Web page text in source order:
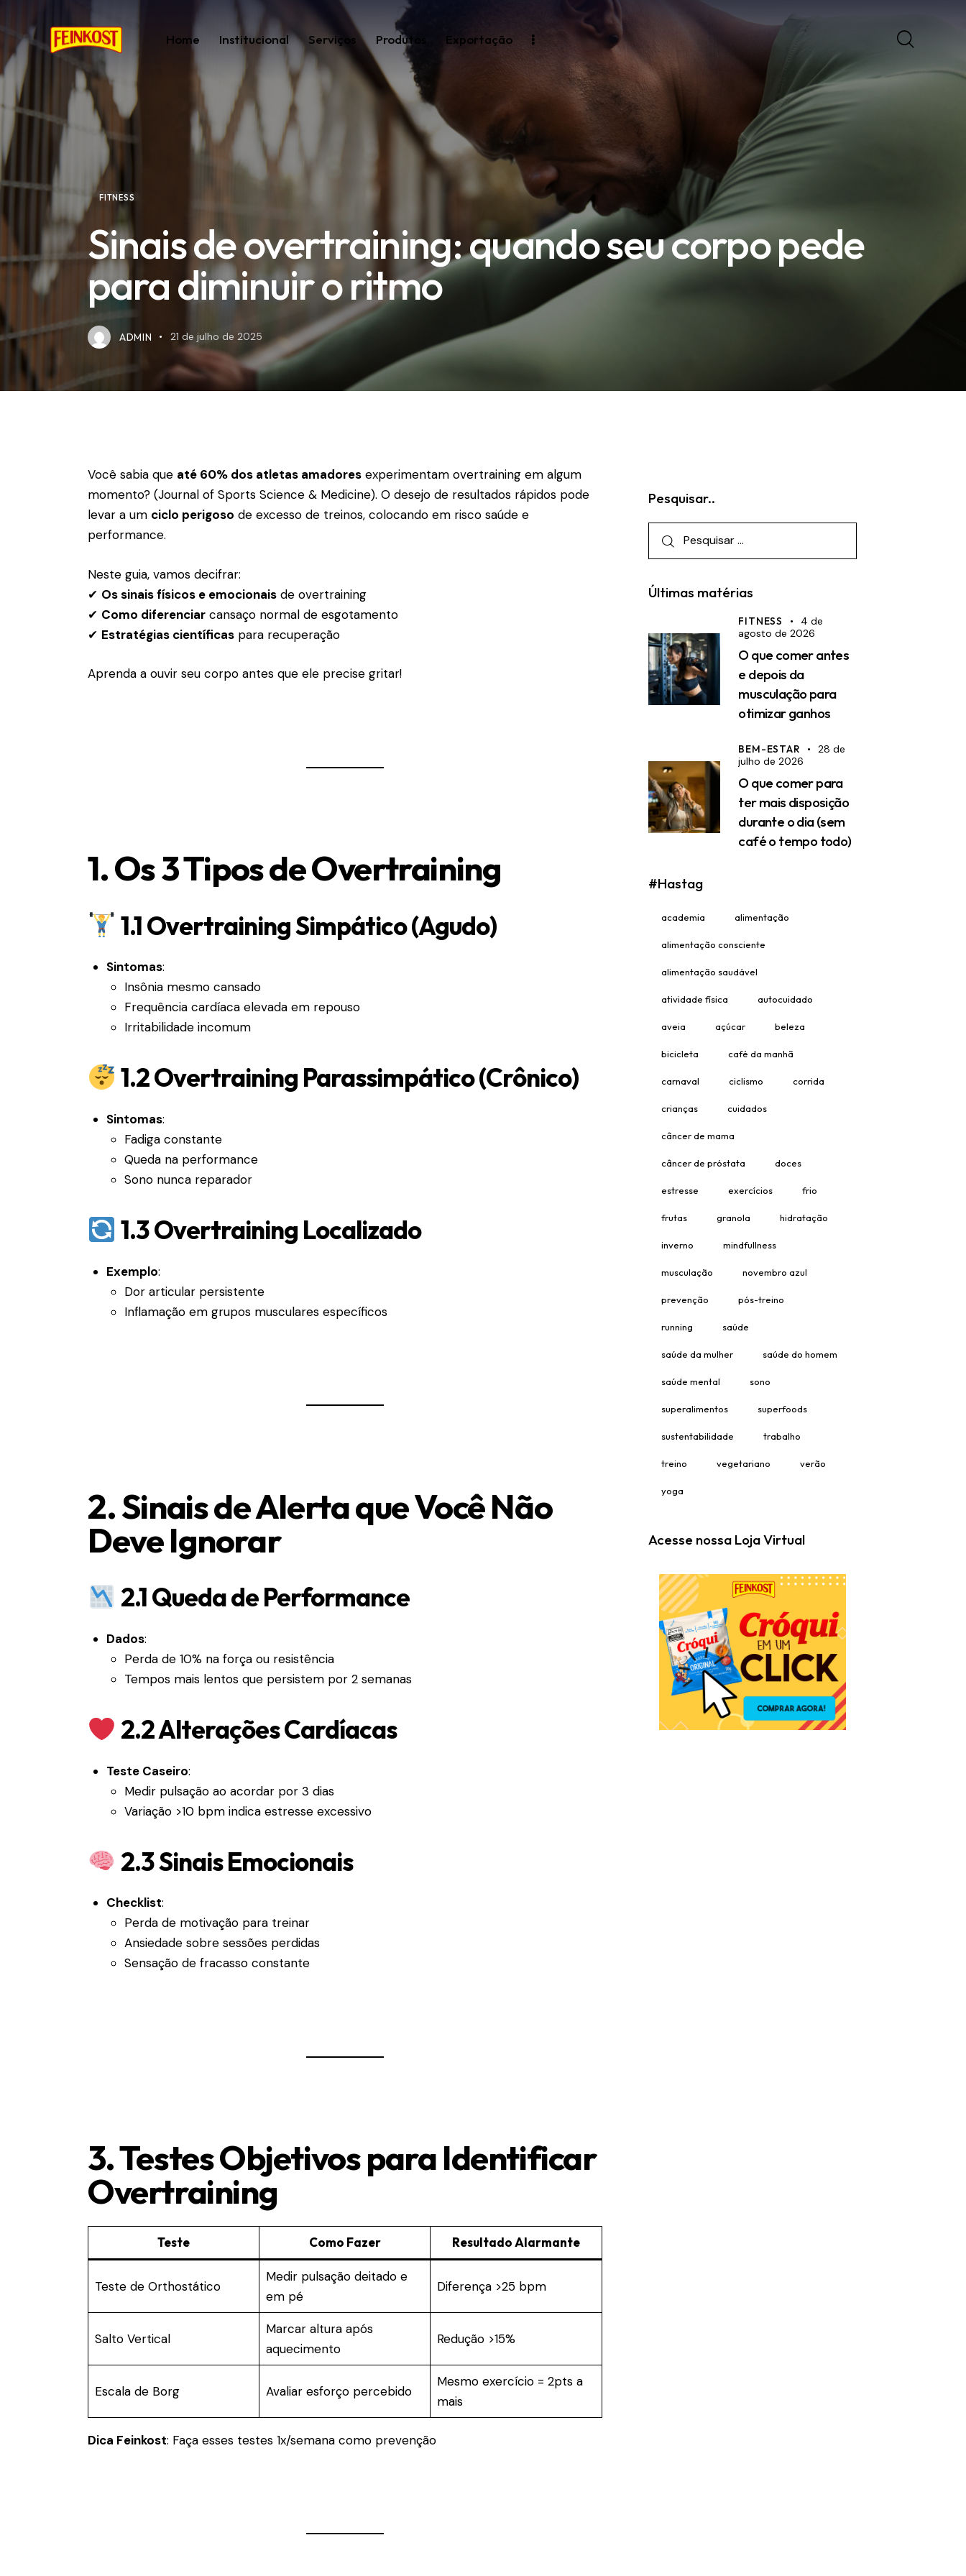
Home Institucional Serviços Produtos Exportação
FITNESS
Sinais de overtraining: quando seu corpo pede
para diminuir o ritmo
ADMIN 21 de julho de 2025
Você sabia que até 60% dos atletas amadores experimentam overtraining em algum
momento? (Journal of Sports Science & Medicine). O desejo de resultados rápidos pode
levar a um ciclo perigoso de excesso de treinos, colocando em risco saúde e
performance.
Neste guia, vamos decifrar:
✔ Os sinais físicos e emocionais de overtraining
✔ Como diferenciar cansaço normal de esgotamento
✔ Estratégias científicas para recuperação
Aprenda a ouvir seu corpo antes que ele precise gritar!
1. Os 3 Tipos de Overtraining
1.1 Overtraining Simpático (Agudo)
Sintomas:
Insônia mesmo cansado
Frequência cardíaca elevada em repouso
Irritabilidade incomum
1.2 Overtraining Parassimpático (Crônico)
Sintomas:
Fadiga constante
Queda na performance
Sono nunca reparador
1.3 Overtraining Localizado
Exemplo:
Dor articular persistente
Inflamação em grupos musculares específicos
2. Sinais de Alerta que Você Não
Deve Ignorar
2.1 Queda de Performance
Dados:
Perda de 10% na força ou resistência
Tempos mais lentos que persistem por 2 semanas
2.2 Alterações Cardíacas
Teste Caseiro:
Medir pulsação ao acordar por 3 dias
Variação >10 bpm indica estresse excessivo
2.3 Sinais Emocionais
Checklist:
Perda de motivação para treinar
Ansiedade sobre sessões perdidas
Sensação de fracasso constante
3. Testes Objetivos para Identificar
Overtraining
Teste Como Fazer Resultado Alarmante
Teste de Orthostático
Medir pulsação deitado e
em pé
Diferença >25 bpm
Salto Vertical
Marcar altura após
aquecimento
Redução >15%
Escala de Borg Avaliar esforço percebido
Mesmo exercício = 2pts a
mais
Dica Feinkost: Faça esses testes 1x/semana como prevenção
Pesquisar..
Últimas matérias
FITNESS
4 de
agosto de 2026
O que comer antes
e depois da
musculação para
otimizar ganhos
BEM-ESTAR
28 de
julho de 2026
O que comer para
ter mais disposição
durante o dia (sem
café o tempo todo)
#Hastag
academia alimentação
alimentação consciente
alimentação saudável
atividade física autocuidado
aveia açúcar beleza
bicicleta café da manhã
carnaval ciclismo corrida
crianças cuidados
câncer de mama
câncer de próstata doces
estresse exercícios frio
frutas granola hidratação
inverno mindfullness
musculação novembro azul
prevenção pós-treino
running saúde
saúde da mulher saúde do homem
saúde mental sono
superalimentos superfoods
sustentabilidade trabalho
treino vegetariano verão
yoga
Acesse nossa Loja Virtual